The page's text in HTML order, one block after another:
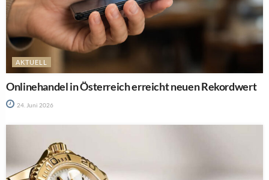
AKTUELL
Onlinehandel in Österreich erreicht neuen Rekordwert
24. Juni 2026